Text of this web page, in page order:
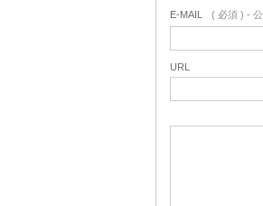
E-MAIL ( 必須 ) -
URL